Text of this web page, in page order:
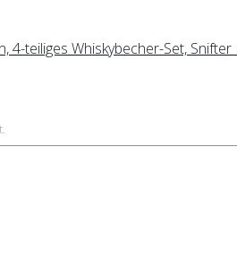
4-teiliges Whiskybecher-Set,